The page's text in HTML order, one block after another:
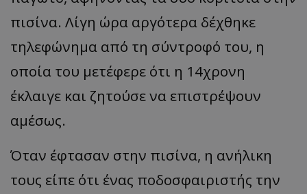
πισίνα. Λίγη ώρα αργότερα δέχθηκε
τηλεφώνημα από τη σύντροφό του, η
οποία του μετέφερε ότι η 14χρονη
έκλαιγε και ζητούσε να επιστρέψουν
αμέσως.
Όταν έφτασαν στην πισίνα, η ανήλικη
τους είπε ότι ένας ποδοσφαιριστής την